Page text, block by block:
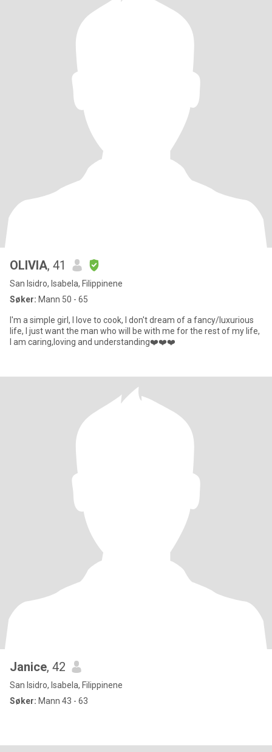
OLIVIA, 41
San Isidro, Isabela, Filippinene
Søker: Mann 50 - 65
I'm a simple girl, I love to cook, I don't dream of a fancy/luxurious
life, I just want the man who will be with me for the rest of my life,
I am caring,loving and understanding❤️❤️❤️
Janice, 42
San Isidro, Isabela, Filippinene
Søker: Mann 43 - 63